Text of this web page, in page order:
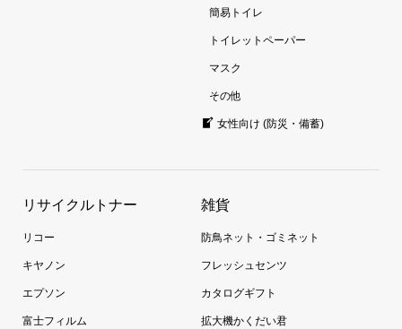
簡易トイレ
トイレットペーパー
マスク
その他
女性向け (防災・備蓄)
リサイクルトナー
リコー
キヤノン
エプソン
富士フィルム
雑貨
防鳥ネット・ゴミネット
フレッシュセンツ
カタログギフト
拡大機かくだい君